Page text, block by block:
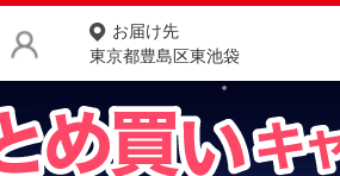
お届け先
東京都豊島区東池袋